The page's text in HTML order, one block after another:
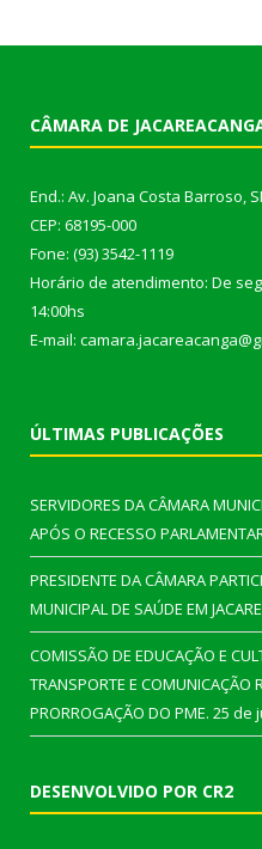
CÂMARA DE
End.: Av. Joana Costa Barroso,
CEP: 68195-000
Fone: (93) 3542-1119
Horário de atendimento: De
14:00hs
E-mail:
ÚLTIMAS PUBLICAÇÕES
SERVIDORES DA CÂMARA
APÓS O RECESSO
PRESIDENTE DA CÂMARA
MUNICIPAL DE SAÚDE EM
COMISSÃO DE EDUCAÇÃO E
TRANSPORTE E COMUNICAÇÃO
PRORROGAÇÃO DO PME. 25 de
DESENVOLVIDO POR CR2